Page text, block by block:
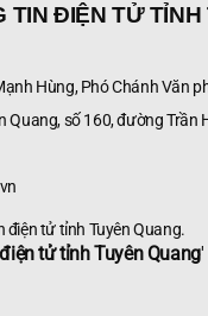
TIN ĐIỆN TỬ
Hùng, Phó Chánh Văn
Quang, số 160, đường
tử tỉnh Tuyên Quang.
tử tỉnh Tuyên Quang'